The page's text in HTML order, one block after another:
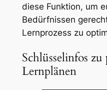
diese Funktion, um
Bedürfnissen
Lernprozess zu
Schlüsselinfos
Lernplänen